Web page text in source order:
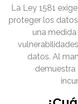
La Ley 1581
proteger los
una
datos. Al
demuestra